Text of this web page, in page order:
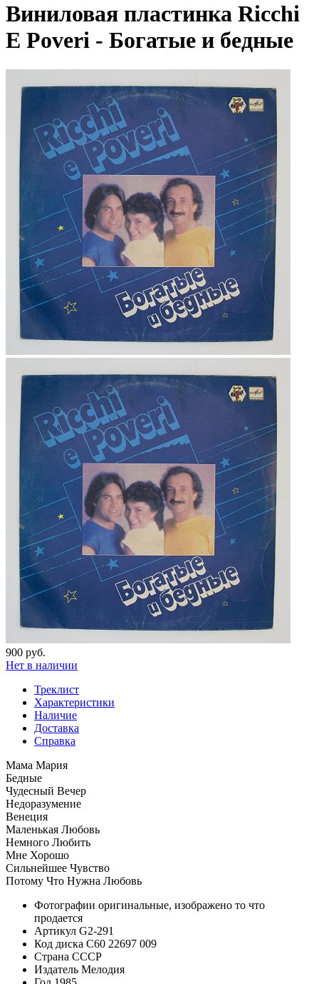
Виниловая пластинка Ricchi
E Poveri - Богатые и бедные
900 руб.
Нет в наличии
Треклист
Характеристики
Наличие
Доставка
Справка
Мама Мария
Бедные
Чудесный Вечер
Недоразумение
Венеция
Маленькая Любовь
Немного Любить
Мне Хорошо
Сильнейшее Чувство
Потому Что Нужна Любовь
Фотографии оригинальные, изображено то что
продается
Артикул G2-291
Код диска С60 22697 009
Страна СССР
Издатель Мелодия